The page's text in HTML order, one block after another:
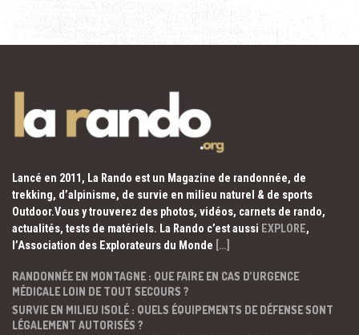
Lancé en 2011, La Rando est un Magazine de randonnée, de
trekking, d’alpinisme, de survie en milieu naturel & de sports
Outdoor.Vous y trouverez des photos, vidéos, carnets de rando,
actualités, tests de matériels. La Rando c’est aussi EXPLORE,
l’Association des Explorateurs du Monde […]
RANDONNÉE EN MONTAGNE : QUE FAIRE EN CAS D’URGENCE
MÉDICALE LOIN DE TOUT SECOURS ?
SURVIE EN MILIEU ISOLÉ : QUELS ÉQUIPEMENTS DE DÉFENSE SONT
LÉGALEMENT AUTORISÉS ?